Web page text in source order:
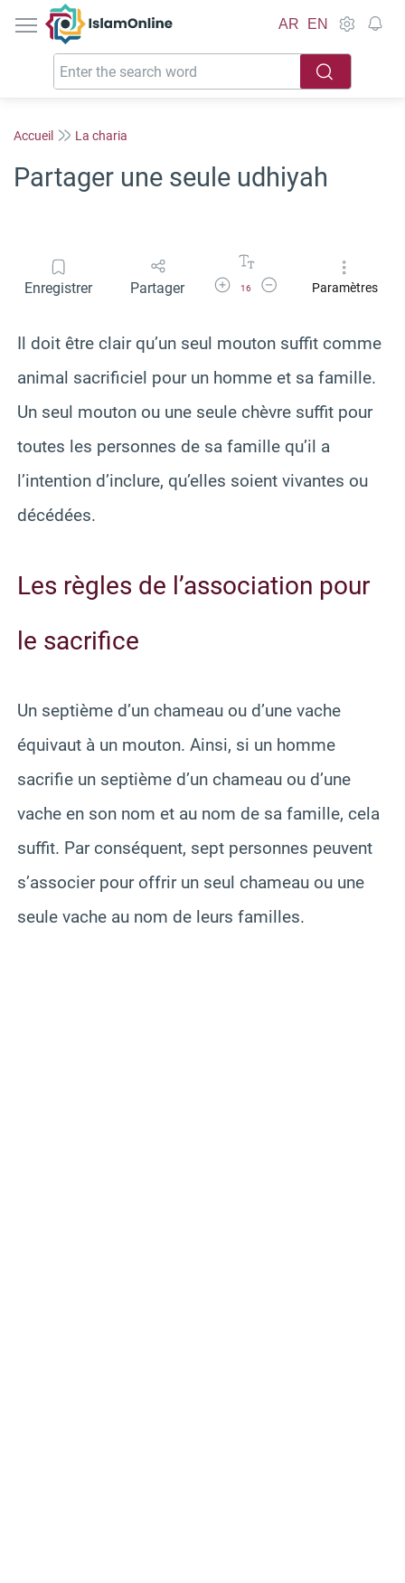
IslamOnline
AR EN
Accueil La charia
Partager une seule udhiyah
Enregistrer Partager Agrandir la police
16
Réduire la policeParamètres
Il doit être clair qu’un seul mouton suffit comme
animal sacrificiel pour un homme et sa famille.
Un seul mouton ou une seule chèvre suffit pour
toutes les personnes de sa famille qu’il a
l’intention d’inclure, qu’elles soient vivantes ou
décédées.
Les règles de l’association pour
le sacrifice
Un septième d’un chameau ou d’une vache
équivaut à un mouton. Ainsi, si un homme
sacrifie un septième d’un chameau ou d’une
vache en son nom et au nom de sa famille, cela
suffit. Par conséquent, sept personnes peuvent
s’associer pour offrir un seul chameau ou une
seule vache au nom de leurs familles.